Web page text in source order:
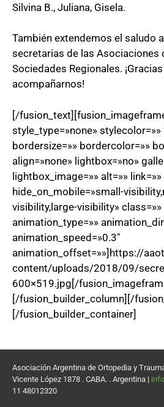
Silvina B., Juliana, Gisela.
También extendemos el saludo
secretarias de las Asociaciones
Sociedades Regionales.
acompañarnos!
[/
style_type=»none» stylecolor=»»
bordersize=»» bordercolor=»»
align=»none» lightbox=»no»
lightbox_image=»» alt=»»
hide_on_mobile=»small-
visibility,large-visibility» class=»»
animation_type=»»
animation_speed=»0.3″
animation_offset=»»]https://
content/uploads/2018/09/
600×519.jpg[/
[/fusion_builder_column][/
[/fusion_builder_container]
Asociación Argentina de Ortopedia y
Vicente López 1878 . CABA. . Argentina |
11 48012320